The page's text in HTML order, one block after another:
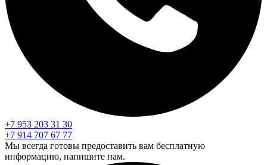
+7 953 203 31 30
+7 914 707 67 77
Мы всегда готовы предоставить вам бесплатную
информацию, напишите нам.